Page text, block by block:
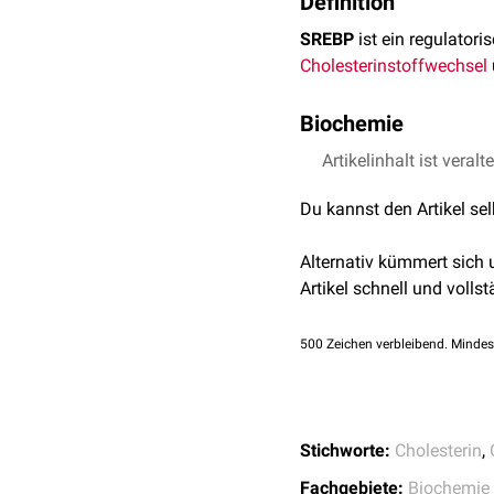
SREBP ist ein
Cholesterinstoffwechsel
Biochemie
Derzeit (2020) sind drei
SREBP1c
SREBP2 sitzt in der
Transmembranprotein
(Insulin-induced gene
Umgekehrt wird bei
sodass es zumGolgi-
Artikelinhalt ist
Du kannst den Artikel
Alternativ kümmert sich
Artikel schnell und
500 Zeichen verbleibend.
Stichworte: Cholesterin,
Fachgebiete: Biochemie